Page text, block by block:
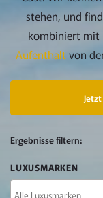
stehen, und
kombiniert mit
Aufenthaltvon
FILTER
UND
KONTAKT
Ergebnisse filtern:
LUXUSMARKEN